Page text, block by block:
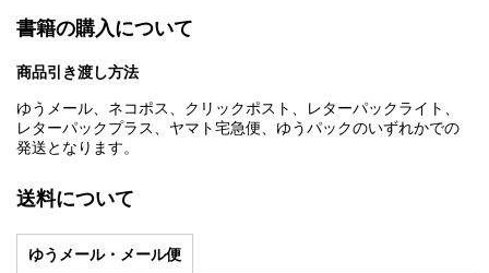
書籍の購入について
商品引き渡し方法
ゆうメール、ネコポス、クリックポスト、レターパックライト、
レターパックプラス、ヤマト宅急便、ゆうパックのいずれかでの
発送となります。
送料について
ゆうメール・メール便